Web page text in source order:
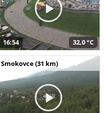
16:54 32,0 °C
Smokovce (31 km)